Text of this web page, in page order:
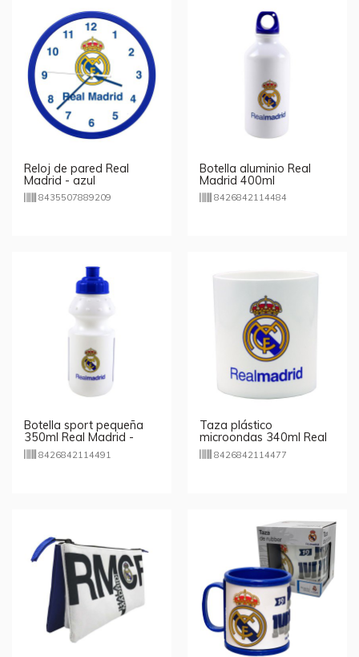
Reloj de pared Real
Madrid - azul
8435507889209
Botella aluminio Real
Madrid 400ml
8426842114484
Botella sport pequeña
350ml Real Madrid -
blanco
8426842114491
Taza plástico
microondas 340ml Real
Madrid
8426842114477